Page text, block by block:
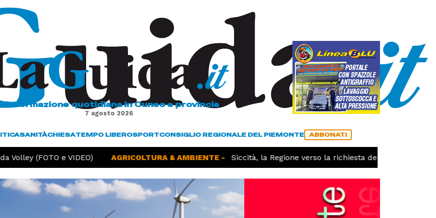
L'informazione quotidiana in Cuneo e provincia
7 agosto 2026
SANITÀCHIESATEMPO LIBEROSPORTCONSIGLIO REGIONALE DEL PIEMONTE ABBONATI
(FOTO e VIDEO) AGRICOLTURA & AMBIENTE - Siccità, la Regione verso la richiesta dello stato di